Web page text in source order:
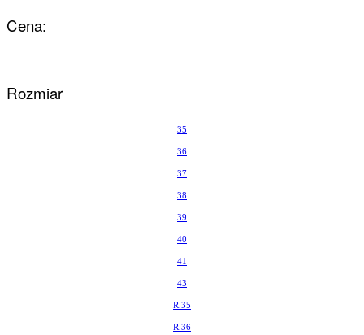
Cena:
Rozmiar
35
36
37
38
39
40
41
43
R.35
R.36